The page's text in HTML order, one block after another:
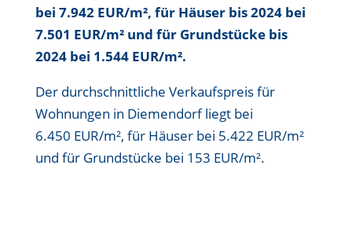
bei 7.942 EUR/m², für Häuser bis2024 bei
7.501 EUR/m²und für Grundstücke bis
2024 bei 1.544 EUR/m².
Der durchschnittliche Verkaufspreis für
Wohnungen in Diemendorf liegt bei
6.450 EUR/m², für Häuser bei 5.422 EUR/m²
und für Grundstücke bei 153 EUR/m².